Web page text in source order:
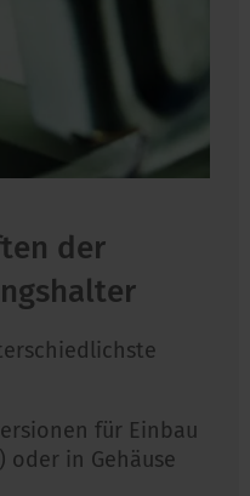
der
für Einbau
oder in Gehäuse